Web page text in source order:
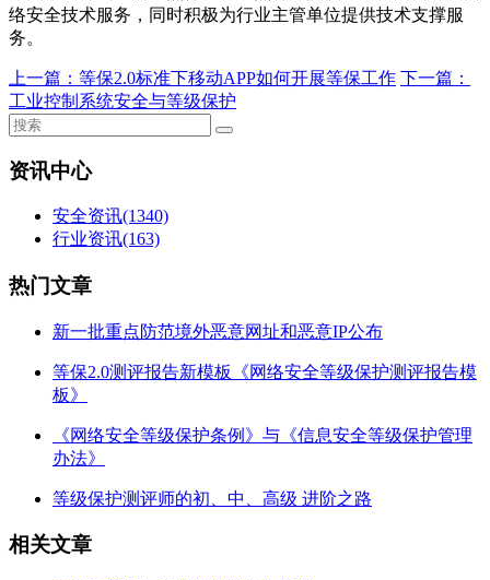
络安全技术服务，同时积极为行业主管单位提供技术支撑服
务。
上一篇： 等保2.0标准下移动APP如何开展等保工作 下一篇：
工业控制系统安全与等级保护
资讯中心
安全资讯(1340)
行业资讯(163)
热门文章
新一批重点防范境外恶意网址和恶意IP公布
等保2.0测评报告新模板《网络安全等级保护测评报告模
板》
《网络安全等级保护条例》与《信息安全等级保护管理
办法》
等级保护测评师的初、中、高级 进阶之路
相关文章